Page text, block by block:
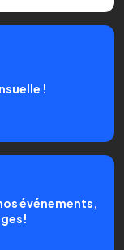
!
événements,